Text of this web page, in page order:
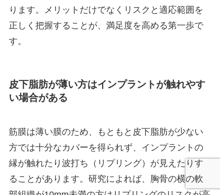
ります。メリットだけでなくリスクと適応範囲を
正しく把握することが、満足度を高める第一歩で
す。
皮下脂肪が薄い方はインプラントが触れやす
い場合がある
筋膜は薄い膜のため、もともと皮下脂肪が少ない
方では十分なカバーを得られず、インプラントの
縁が触れたり波打ち（リプリング）が見えたりす
ることがあります。研究によれば、胸骨の横の軟